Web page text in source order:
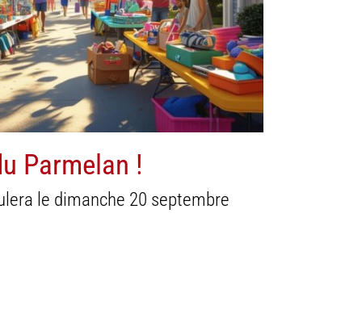
Parmelan !
le dimanche 20 septembre